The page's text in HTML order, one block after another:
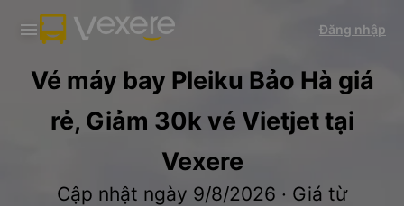
Tải app Vexere ngay!
Nhận ưu đãi thành viên độc
Mở app
Tải app Vexere
-30k/ghế khi đặt vé máy bay qua
Mở app
Đăng nhập
Vé máy bay Pleiku Bảo Hà giá
rẻ, Giảm 30k vé Vietjet tại
Vexere
Cập nhật ngày 9/8/2026 · Giá từ